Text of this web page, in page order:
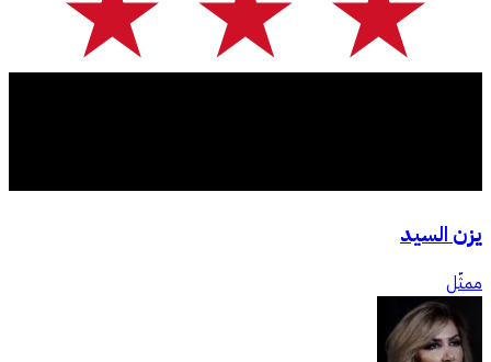
يزن السيد
ممثّل